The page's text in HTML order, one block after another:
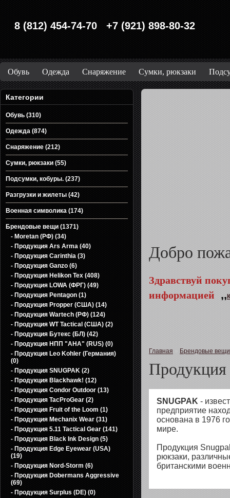
8 (812) 454-74-70 +7 (921) 898-80-32
Обувь Одежда Снаряжение Сумки, рюкзаки
Категории
Обувь (310)
Одежда (874)
Снаряжение (212)
Сумки, рюкзаки (55)
Подсумки, кобуры. (237)
Разгрузки и жилеты (42)
Военная символика (174)
Брендовые вещи (1371)
- Moretan (РФ) (34)
- Продукция Ars Arma (40)
- Продукция Carinthia (3)
- Продукция Ganzo (6)
- Продукция Helikon Tex (408)
- Продукция LOWA (ФРГ) (49)
- Продукция Pentagon (1)
- Продукция Propper (США) (14)
- Продукция Wartech (РФ) (124)
- Продукция WT Tactical (США) (2)
- Продукция Бутекс (БЛ) (42)
- Продукция НПП "АНА" (RUS) (0)
- Продукция Leo Kohler (Германия)
(0)
- Продукция SNUGPAK (2)
- Продукция Blackhawk! (12)
- Продукция Condor Outdoor (13)
- Продукция TacProGear (2)
- Продукция Fruit of the Loom (1)
- Продукция Mechanix Wear (31)
- Продукция 5.11 Tactical Gear (141)
- Продукция Black Ink Design (5)
- Продукция Edge Eyewear (USA)
(19)
- Продукция Nord-Storm (6)
- Продукция Dobermans Aggressive
(69)
- Продукция Surplus (DE) (0)
Добро
Здравствуй
информацией ,,
Главная Брендовые вещи
SNUGPAK -
предприятие
основана в 1976
мире.
Продукция
рюкзаки,
британскими